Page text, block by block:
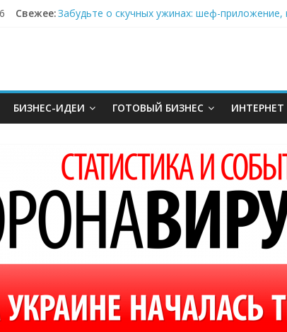
Свежее:Забудьте о скучных ужинах: шеф-приложение,
БИЗНЕС-ИДЕИ ГОТОВЫЙ БИЗНЕС ИНТЕРНЕТ